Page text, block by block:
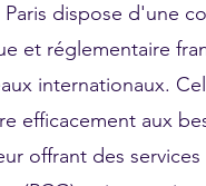
dispose d'une
et réglementaire
internationaux.
efficacement aux
offrant des